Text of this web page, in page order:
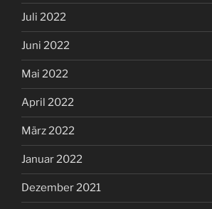
Juli 2022
Juni 2022
Mai 2022
April 2022
März 2022
Januar 2022
Dezember 2021